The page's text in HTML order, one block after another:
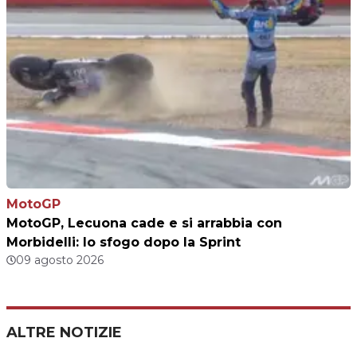
MotoGP
MotoGP, Lecuona cade e si arrabbia con
Morbidelli: lo sfogo dopo la Sprint
09 agosto 2026
ALTRE NOTIZIE